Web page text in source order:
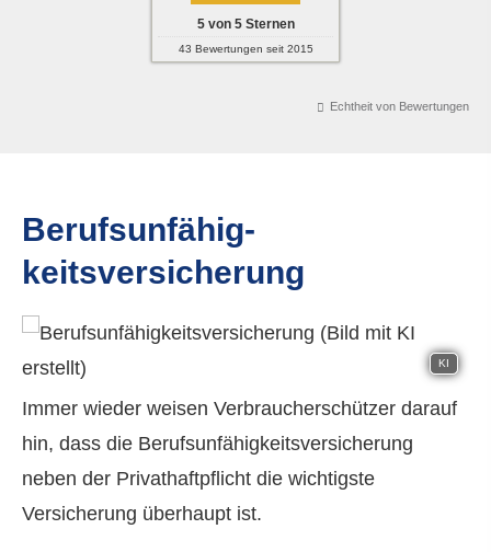
5von 5Sternen
43 Bewertungen seit 2015
Echtheit von Bewertungen
Berufs­unfähig­
keitsversicherung
KI
Immer wieder weisen Verbraucherschützer darauf
hin, dass die Berufs­unfähig­keitsversicherung
neben der Privathaftpflicht die wichtigste
Versicherung überhaupt ist.